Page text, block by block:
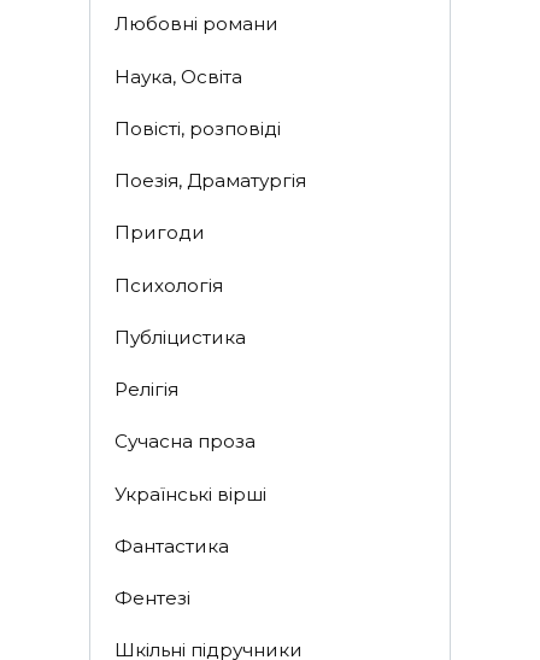
Любовні романи
Наука, Освіта
Повісті, розповіді
Поезія, Драматургія
Пригоди
Психологія
Публіцистика
Релігія
Сучасна проза
Українські вірші
Фантастика
Фентезі
Шкільні підручники